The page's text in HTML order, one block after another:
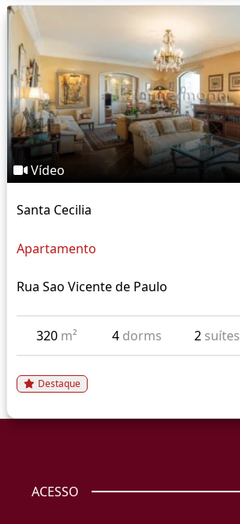
Vídeo
Santa Cecilia
Apartamento
Rua Sao Vicente de Paulo
320 m² 4 dorms 2 suítes
Destaque
ACESSO